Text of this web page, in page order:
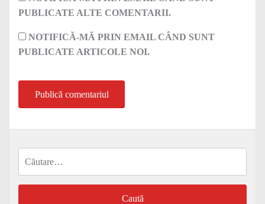
PUBLICATE ALTE COMENTARII.
NOTIFICĂ-MĂ PRIN EMAIL CÂND SUNT
PUBLICATE ARTICOLE NOI.